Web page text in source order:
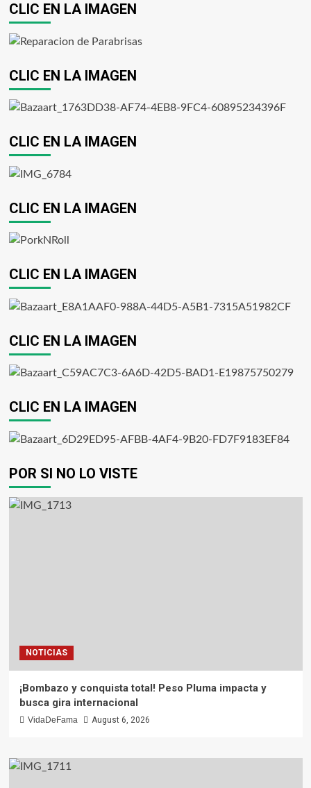
CLIC EN LA IMAGEN
CLIC EN LA IMAGEN
CLIC EN LA IMAGEN
CLIC EN LA IMAGEN
CLIC EN LA IMAGEN
CLIC EN LA IMAGEN
CLIC EN LA IMAGEN
POR SI NO LO VISTE
NOTICIAS
¡Bombazo y conquista total! Peso Pluma impacta y
busca gira internacional
VidaDeFama August 6, 2026